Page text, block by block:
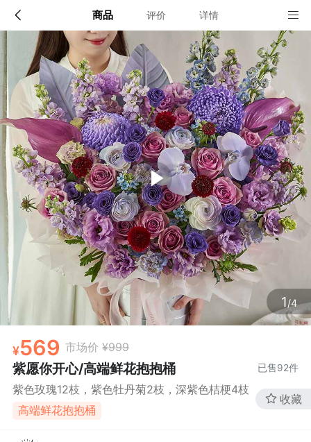
商品 评价 详情
1/4
1天前购买
569 市场价 ¥999
紫愿你开心/高端鲜花抱抱桶 已售92件
紫色玫瑰12枝，紫色牡丹菊2枝，深紫色桔梗4枝
高端鲜花抱抱桶
收藏
配送说明
全国
确定
店铺信息
该地区暂无配送门店
确定